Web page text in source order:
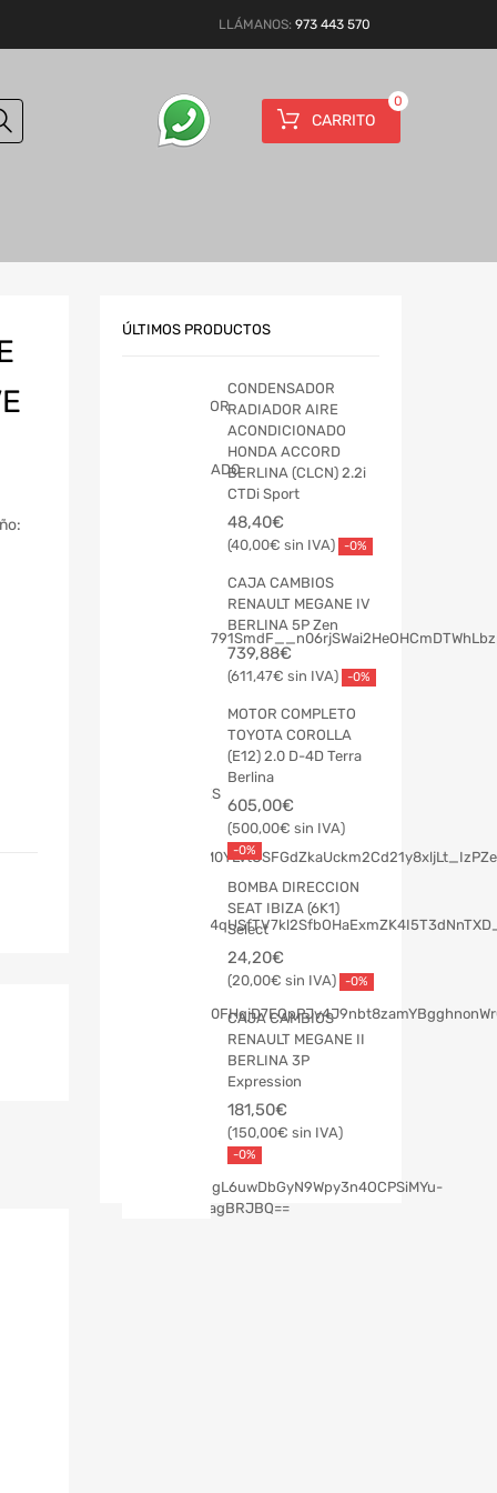
LLÁMANOS: 973 443 570
CARRITO
0
ÚLTIMOS PRODUCTOS
CONDENSADOR
RADIADOR AIRE
ACONDICIONADO
HONDA ACCORD
BERLINA (CLCN) 2.2i
CTDi Sport
48,40€
40,00€ -0%
CAJA CAMBIOS
RENAULT MEGANE IV
BERLINA 5P Zen
739,88€
611,47€ -0%
MOTOR COMPLETO
TOYOTA COROLLA
(E12) 2.0 D-4D Terra
Berlina
605,00€
500,00€
-0%
BOMBA DIRECCION
SEAT IBIZA (6K1)
Select
24,20€
20,00€ -0%
CAJA CAMBIOS
RENAULT MEGANE II
BERLINA 3P
Expression
181,50€
150,00€
-0%